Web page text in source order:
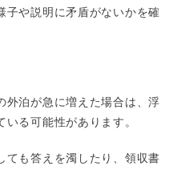
子や説明に矛盾がないかを確
外泊が急に増えた場合は、浮
る可能性があります。
ても答えを濁したり、領収書